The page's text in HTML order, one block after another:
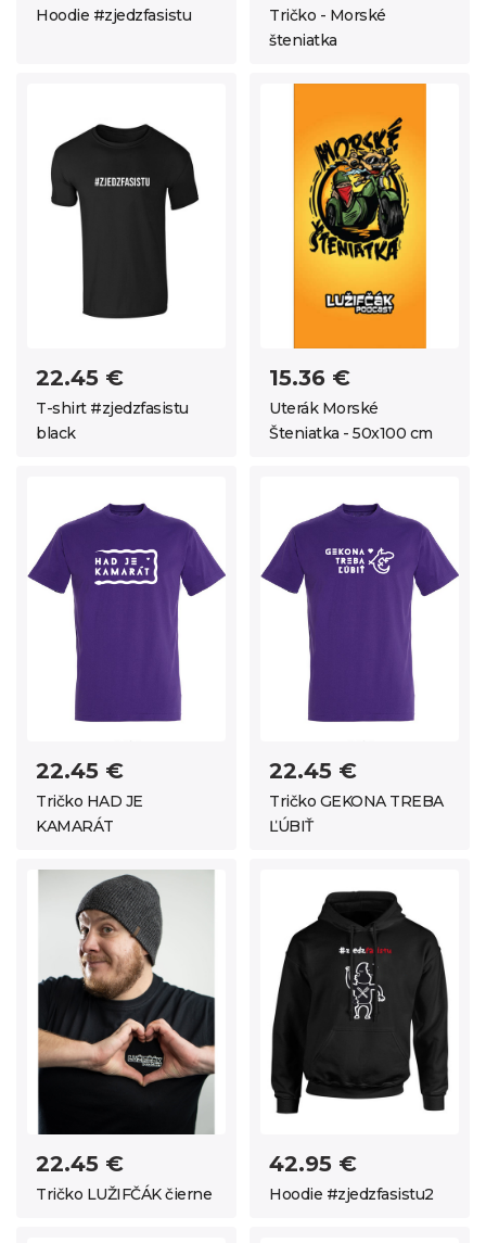
Hoodie #zjedzfasistu
Tričko - Morské
šteniatka
22.45 €
T-shirt #zjedzfasistu
black
15.36 €
Uterák Morské
Šteniatka - 50x100 cm
22.45 €
Tričko HAD JE
KAMARÁT
22.45 €
Tričko GEKONA TREBA
ĽÚBIŤ
22.45 €
Tričko LUŽIFČÁK čierne
42.95 €
Hoodie #zjedzfasistu2